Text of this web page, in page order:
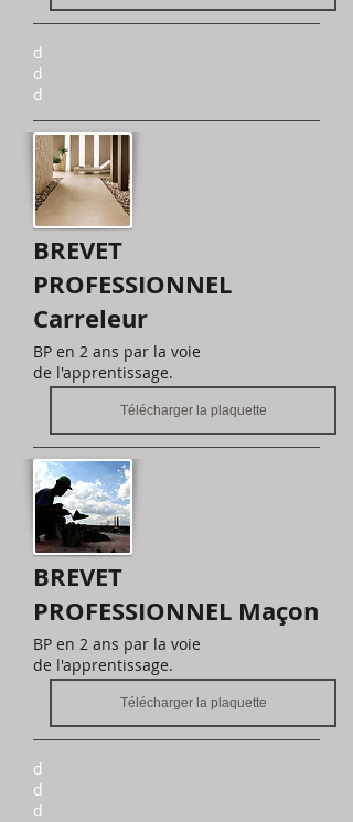
d
d
d
BREVET
PROFESSIONNEL
Carreleur
BP en 2 ans par la voie
de l'apprentissage.
Télécharger la plaquette
BREVET
PROFESSIONNEL Maçon
BP en 2 ans par la voie
de l'apprentissage.
Télécharger la plaquette
d
d
d